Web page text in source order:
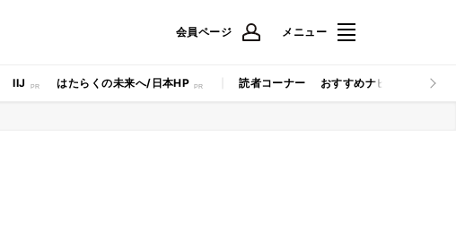
会員ページ メニュー
IIJ はたらくの未来へ/日本HP 読者コーナー おすすめナビ マイナビ